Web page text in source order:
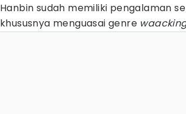
Hanbin sudah memiliki pengalaman
khususnya menguasai genre